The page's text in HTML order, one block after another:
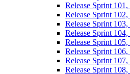
Release Sprint
Release Sprint
Release Sprint
Release Sprint
Release Sprint
Release Sprint
Release Sprint
Release Sprint